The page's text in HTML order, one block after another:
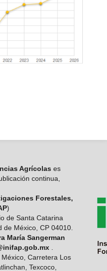
Agrícolas es
continua,
Forestales,
)
de Santa Catarina
de México, CP 04010.
María Sangerman
.
Carretera Los
Texcoco,